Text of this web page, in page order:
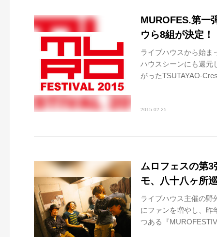
MUROFES.第一
ウら8組が決定！
ライブハウスから始ま
ハウスシーンにも還元
がったTSUTAYAO-
2015.02.25
ムロフェスの第
モ、八十八ヶ所
ライブハウス主催の野
にファンを増やし、昨
つある『